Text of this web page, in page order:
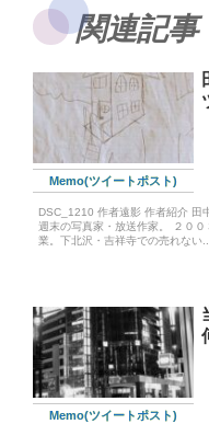
関連記事
Memo(ツイートポスト)
DSC_1210 作者遠影 作者紹介
週末の写真家・放送作家。 ２０
業。下北沢・吉祥寺での売れない...
Memo(ツイートポスト)